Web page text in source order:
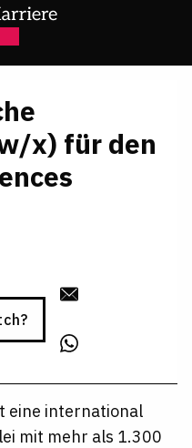
x) für den
eine international
mit mehr als 1.300